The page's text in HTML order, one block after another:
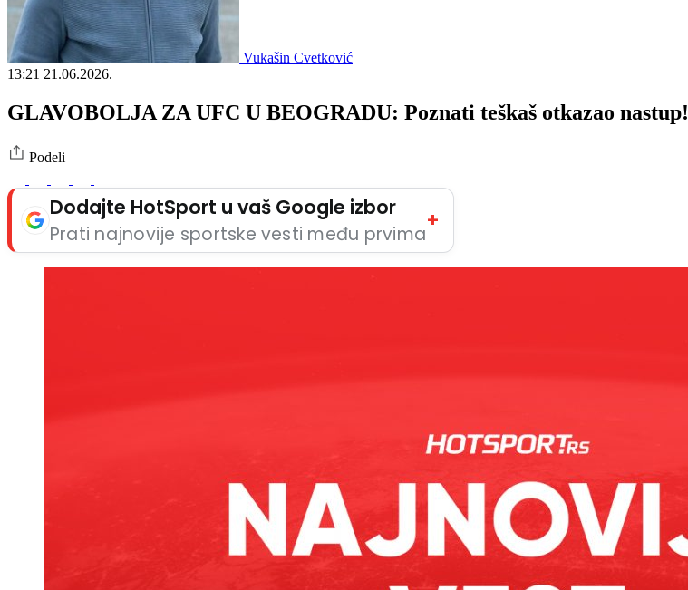
Vukašin Cvetković
13:21 21.06.2026.
GLAVOBOLJA ZA UFC U BEOGRADU: Poznati teškaš otkazao nastup!
Podeli
Dodajte HotSport u vaš Google izbor
Prati najnovije sportske vesti među prvima
+